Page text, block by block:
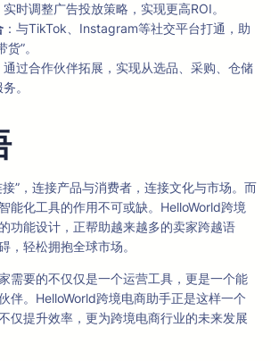
实时调整广告投放策略，实现更高ROI。
：与TikTok、Instagram等社交平台打通，助
”。
通过合作伙伴拓展，实现从选品、采购、仓储
。
”，连接产品与消费者，连接文化与市场。而
能化工具的作用不可或缺。HelloWorld跨境
功能设计，正帮助越来越多的卖家跨越语
，轻松拥抱全球市场。
需要的不仅仅是一个运营工具，更是一个能
伴。HelloWorld跨境电商助手正是这样一个
仅提升效率，更为跨境电商行业的未来发展